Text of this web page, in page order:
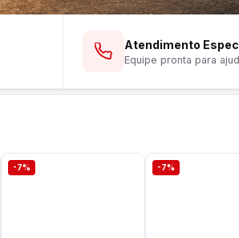
Atendimento
Equipe pronta para
-7% -7%